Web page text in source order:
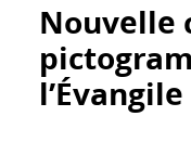
Nouvelle